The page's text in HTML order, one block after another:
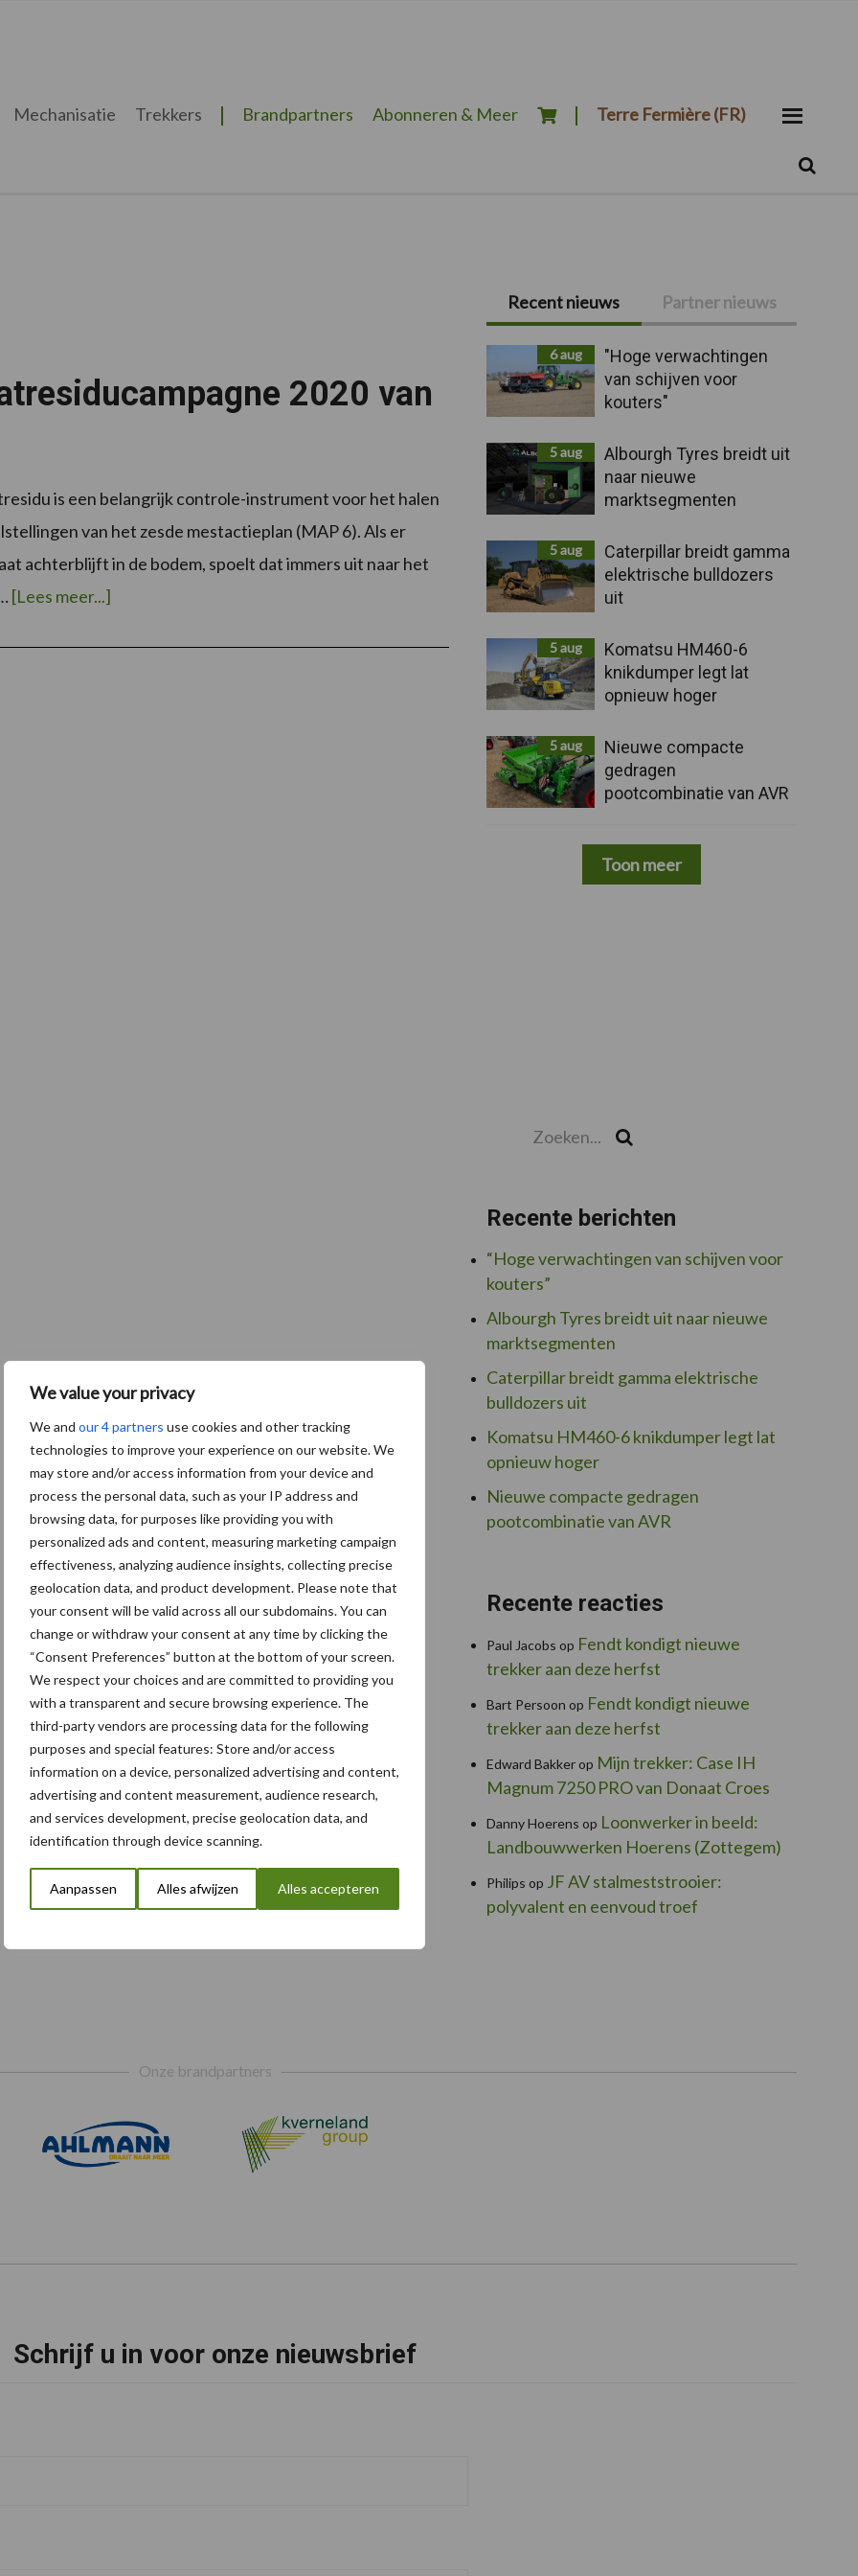
We value your privacy
We and our 4 partners use cookies and other tracking
technologies to improve your experience on our website. We
may store and/or access information from your device and
process the personal data, such as your IP address and
browsing data, for purposes like providing you with
personalized ads and content, measuring marketing campaign
effectiveness, analyzing audience insights, collecting precise
geolocation data, and product development. Please note that
your consent will be valid across all our subdomains. You can
change or withdraw your consent at any time by clicking the
“Consent Preferences” button at the bottom of your screen.
We respect your choices and are committed to providing you
with a transparent and secure browsing experience. The
third-party vendors are processing data for the following
purposes and special features: Store and/or access
information on a device, personalized advertising and content,
advertising and content measurement, audience research,
and services development, precise geolocation data, and
identification through device scanning.
Aanpassen Alles afwijzen Alles accepteren
Mechanisatie Trekkers Brandpartners Abonneren & Meer Terre Fermière (FR)
2020 van
is een belangrijk controle-instrument voor het halen
van het zesde mestactieplan (MAP 6). Als er
achterblijft in de bodem, spoelt dat immers uit naar het
[Lees meer...]overNitraatresiducampagne
2020
Primaire
Sidebar
Recent nieuws Partner nieuws
6 aug
"Hoge verwachtingen
van schijven voor
kouters"
5 aug
Albourgh Tyres breidt uit
naar nieuwe
marktsegmenten
5 aug
Caterpillar breidt gamma
elektrische bulldozers
uit
5 aug
Komatsu HM460-6
knikdumper legt lat
opnieuw hoger
5 aug
Nieuwe compacte
gedragen
pootcombinatie van AVR
Toon meer
Recente berichten
“Hoge verwachtingen van schijven voor
kouters”
Albourgh Tyres breidt uit naar nieuwe
marktsegmenten
Caterpillar breidt gamma elektrische
bulldozers uit
Komatsu HM460-6 knikdumper legt lat
opnieuw hoger
Nieuwe compacte gedragen
pootcombinatie van AVR
Recente reacties
Paul Jacobs op Fendt kondigt nieuwe
trekker aan deze herfst
Bart Persoon op Fendt kondigt nieuwe
trekker aan deze herfst
Edward Bakkerop Mijn trekker: Case IH
Magnum 7250 PRO van Donaat Croes
Danny Hoerens op Loonwerker in beeld:
Landbouwwerken Hoerens (Zottegem)
Philips op JF AV stalmeststrooier:
polyvalent en eenvoud troef
Onze brandpartners
Schrijf u in voor onze nieuwsbrief